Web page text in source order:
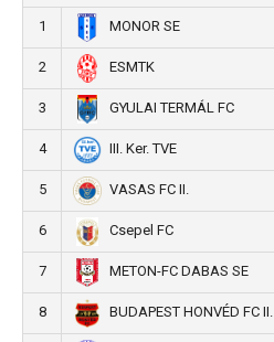
1 MONOR SE
2 ESMTK
3 GYULAI TERMÁL FC
4 III. Ker. TVE
5 VASAS FC II.
6 Csepel FC
7 METON-FC DABAS SE
8 BUDAPEST HONVÉD FC II.